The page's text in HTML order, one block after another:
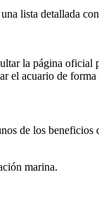
lista detallada
la página oficial
el acuario de forma
de los beneficios
marina.